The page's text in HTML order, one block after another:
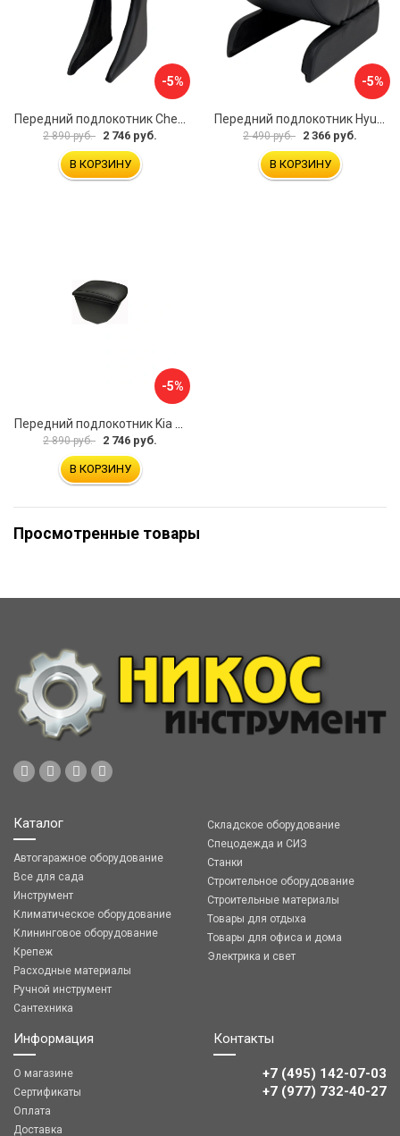
-5%
2 890 руб. 2 746 руб.
В КОРЗИНУ
-5%
2 490 руб. 2 366 руб.
В КОРЗИНУ
-5%
2 890 руб. 2 746 руб.
В КОРЗИНУ
Просмотренные товары
Каталог
Автогаражное оборудование
Все для сада
Инструмент
Климатическое оборудование
Клининговое оборудование
Крепеж
Расходные материалы
Ручной инструмент
Сантехника
Складское оборудование
Спецодежда и СИЗ
Станки
Строительное оборудование
Строительные материалы
Товары для отдыха
Товары для офиса и дома
Электрика и свет
Информация
О магазине
Сертификаты
Оплата
Доставка
Контакты
+7 (495) 142-07-03
‎‎+7 (977) 732-40-27